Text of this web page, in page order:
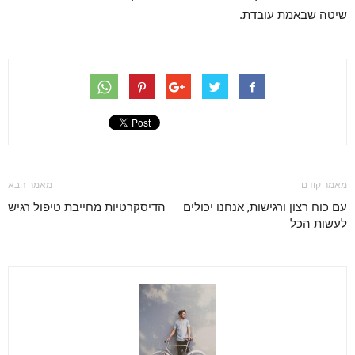
שיטה שבאמת עובדת.
מאמר קודם
עם כוח רצון ורגישות, אנחנו יכולים
לעשות הכל
מאמר הבא
הדיסקרטיות מחייבת טיפול רגיש